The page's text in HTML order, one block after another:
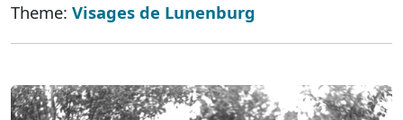
Theme: Visages de Lunenburg